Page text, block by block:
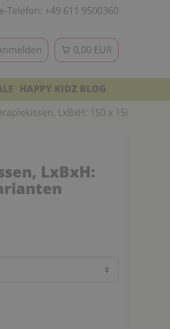
Telefon: +49 611 9500360
0,00 EUR
HAPPY KIDZ BLOG
LxBxH: 150 x 150 x 30
LxBxH: